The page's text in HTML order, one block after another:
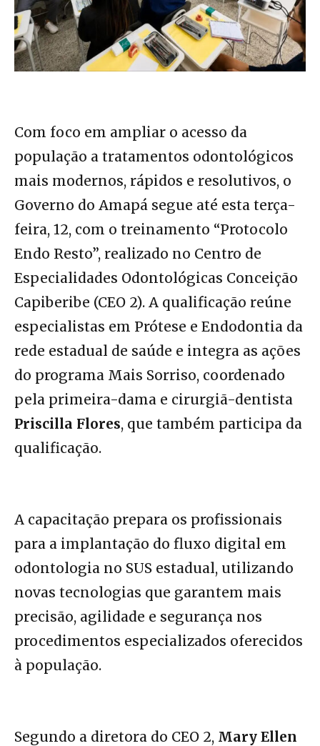
Com foco em ampliar o acesso da
população a tratamentos odontológicos
mais modernos, rápidos e resolutivos, o
Governo do Amapá segue até esta terça-
feira, 12, com o treinamento “Protocolo
Endo Resto”, realizado no Centro de
Especialidades Odontológicas Conceição
Capiberibe (CEO 2). A qualificação reúne
especialistas em Prótese e Endodontia da
rede estadual de saúde e integra as ações
do programa Mais Sorriso, coordenado
pela primeira-dama e cirurgiã-dentista
Priscilla Flores, que também participa da
qualificação.
A capacitação prepara os profissionais
para a implantação do fluxo digital em
odontologia no SUS estadual, utilizando
novas tecnologias que garantem mais
precisão, agilidade e segurança nos
procedimentos especializados oferecidos
à população.
Segundo a diretora do CEO 2, Mary Ellen